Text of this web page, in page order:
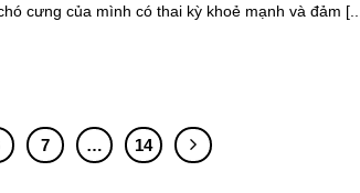
cưng của mình có thai kỳ khoẻ mạnh và đảm
7 … 14